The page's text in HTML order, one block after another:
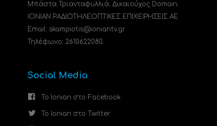
Μπάστα Τριανταφυλλιά. Δικαιούχος Domain:
ΙΟΝΙΑΝ ΡΑΔΙΟΤΗΛΕΟΠΤΙΚΕΣ ΕΠΙΧΕΙΡΗΣΕΙΣ ΑΕ
Email: skampiotis@ioniantv.gr
Τηλέφωνο: 2610622080.
Social Media
Το Ionian στο Facebook
Το Ionian στο Twitter